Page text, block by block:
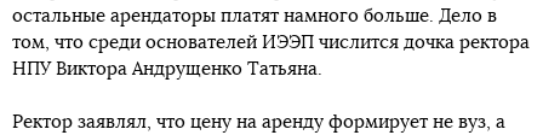
остальные арендаторы платят намного больше. Дело в
том, что среди основателей ИЭЭП числится дочка ректора
НПУ Виктора Андрущенко Татьяна.
Ректор заявлял, что цену на аренду формирует не вуз, а